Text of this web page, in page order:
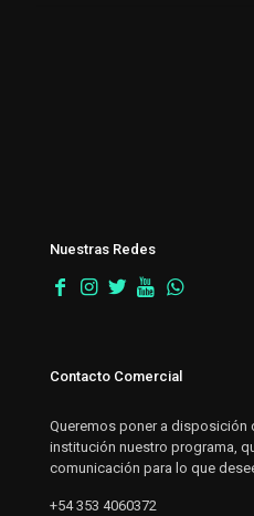
Nuestras Redes
Contacto Comercial
Queremos poner a disposición
institución nuestro programa,
comunicación para lo que
+54 353 4060372